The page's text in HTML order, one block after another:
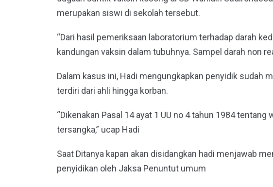
merupakan siswi di sekolah tersebut.
“Dari hasil pemeriksaan laboratorium terhadap darah
kandungan vaksin dalam tubuhnya. Sampel darah non
Dalam kasus ini, Hadi mengungkapkan penyidik sudah
terdiri dari ahli hingga korban.
“Dikenakan Pasal 14 ayat 1 UU no 4 tahun 1984
tersangka,” ucap Hadi
Saat Ditanya kapan akan disidangkan hadi menjawab
penyidikan oleh Jaksa Penuntut umum